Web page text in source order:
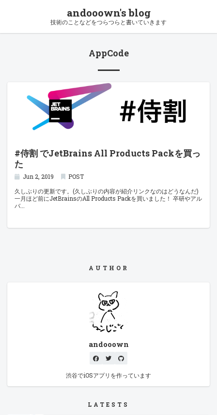
andooown's blog
技術のことなどをつらつらと書いていきます
AppCode
#侍割 でJetBrains All Products Packを買っ
た
Jun 2, 2019
POST
久しぶりの更新です。(久しぶりの内容が紹介リンクなのはどうなんだ)
一月ほど前にJetBrainsのAll Products Packを買いました！ 卒研やアル
バ
AUTHOR
andooown
渋谷でiOSアプリを作っています
LATESTS